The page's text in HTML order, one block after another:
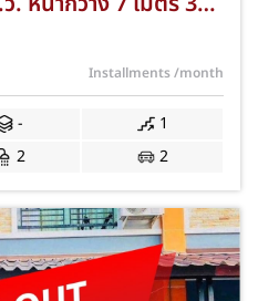
ดรถ อายุบ้าน 8 ปี
Installments/month
-
1
2 2